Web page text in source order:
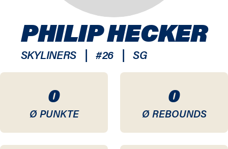
0
Ø PUNKTE
0
Ø REBOUNDS
PHILIP HECKER
SKYLINERS | #26 | SG